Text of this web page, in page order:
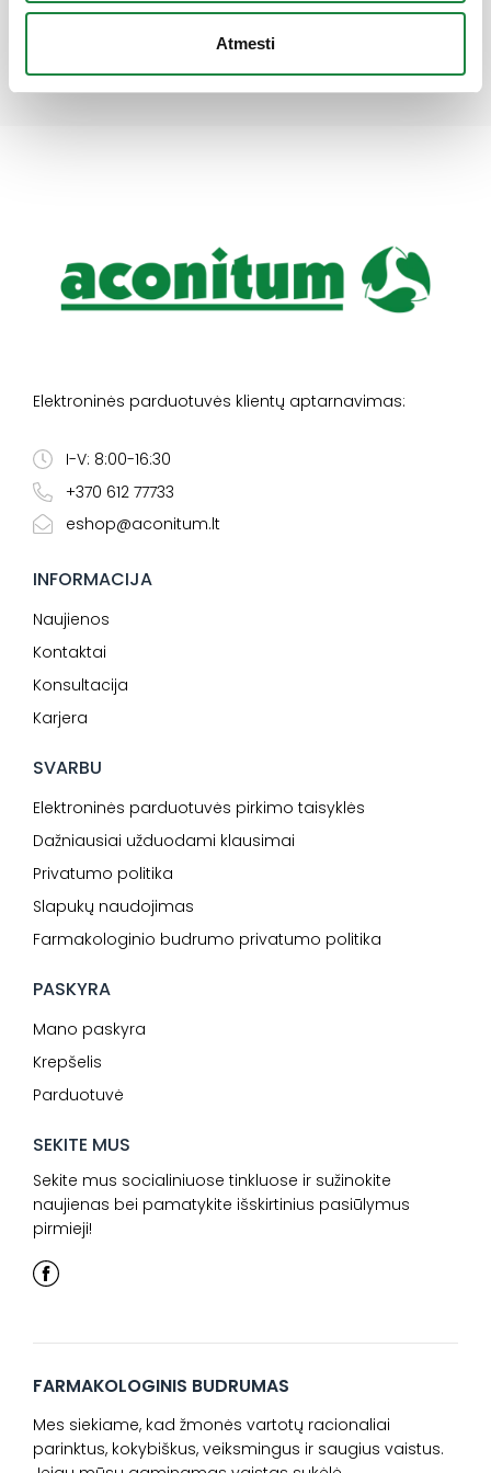
Atmesti
Elektroninės parduotuvės klientų aptarnavimas:
I-V: 8:00-16:30
+370 612 77733
eshop@aconitum.lt
INFORMACIJA
Naujienos
Kontaktai
Konsultacija
Karjera
SVARBU
Elektroninės parduotuvės pirkimo taisyklės
Dažniausiai užduodami klausimai
Privatumo politika
Slapukų naudojimas
Farmakologinio budrumo privatumo politika
PASKYRA
Mano paskyra
Krepšelis
Parduotuvė
SEKITE MUS
Sekite mus socialiniuose tinkluose ir sužinokite
naujienas bei pamatykite išskirtinius pasiūlymus
pirmieji!
FARMAKOLOGINIS BUDRUMAS
Mes siekiame, kad žmonės vartotų racionaliai
parinktus, kokybiškus, veiksmingus ir saugius vaistus.